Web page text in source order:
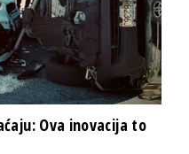
Ova inovacija to